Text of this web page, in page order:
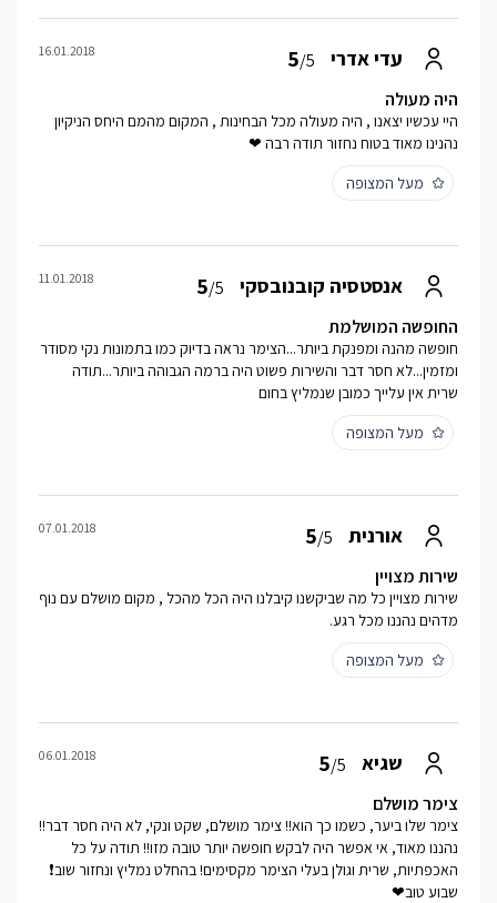
עדי אדרי 5/5
16.01.2018
היה מעולה
היי עכשיו יצאנו , היה מעולה מכל הבחינות , המקום מהמם היחס הניקיון
נהנינו מאוד בטוח נחזור תודה רבה ❤
מעל המצופה
אנסטסיה קובנובסקי 5/5
11.01.2018
החופשה המושלמת
חופשה מהנה ומפנקת ביותר...הצימר נראה בדיוק כמו בתמונות נקי מסודר
ומזמין...לא חסר דבר והשירות פשוט היה ברמה הגבוהה ביותר...תודה
שרית אין עלייך כמובן שנמליץ בחום
מעל המצופה
אורנית 5/5
07.01.2018
שירות מצויין
שירות מצויין כל מה שביקשנו קיבלנו היה הכל מהכל , מקום מושלם עם נוף
מדהים נהננו מכל רגע.
מעל המצופה
שגיא 5/5
06.01.2018
צימר מושלם
צימר שלו ביער, כשמו כך הוא!! צימר מושלם, שקט ונקי, לא היה חסר דבר!!
נהננו מאוד, אי אפשר היה לבקש חופשה יותר טובה מזו!! תודה על כל
האכפתיות, שרית וגולן בעלי הצימר מקסימים! בהחלט נמליץ ונחזור שוב❗
שבוע טוב❤